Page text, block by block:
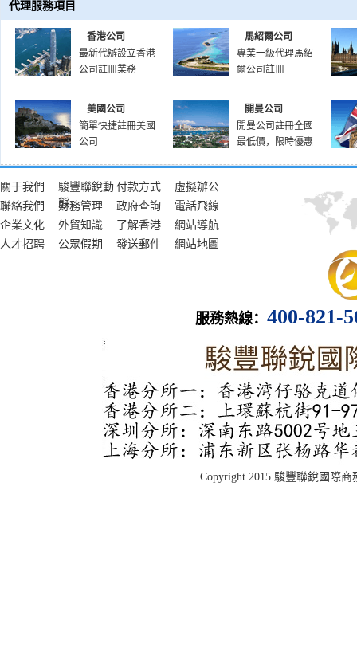
代理服務項目
香港公司
最新代辦設立香港
公司註冊業務
馬紹爾公司
專業一級代理馬紹
爾公司註冊
美國公司
簡單快捷註冊美國
公司
開曼公司
開曼公司註冊全國
最低價，限時優惠
關于我們
駿豐聯銳動
態
付款方式
虛擬辦公
聯絡我們
財務管理 政府查詢
電話飛線
企業文化
外貿知識 了解香港
網站導航
人才招聘
公眾假期 發送郵件 網站地圖
服務熱線： 400-
Copyright 2015 駿豐聯銳國際